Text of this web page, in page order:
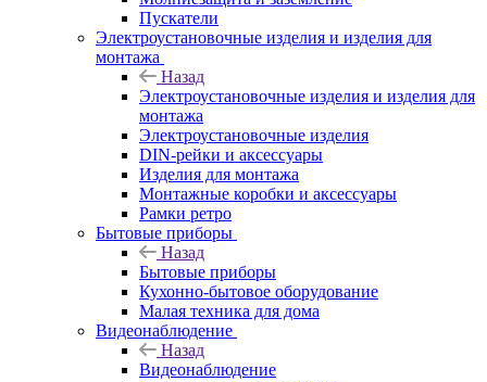
Пускатели
Электроустановочные изделия и изделия для
монтажа
Назад
Электроустановочные изделия и изделия для
монтажа
Электроустановочные изделия
DIN-рейки и аксессуары
Изделия для монтажа
Монтажные коробки и аксессуары
Рамки ретро
Бытовые приборы
Назад
Бытовые приборы
Кухонно-бытовое оборудование
Малая техника для дома
Видеонаблюдение
Назад
Видеонаблюдение